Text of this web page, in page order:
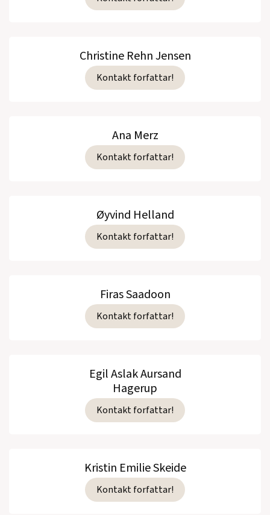
Christine Rehn Jensen
Kontakt forfattar!
Ana Merz
Kontakt forfattar!
Øyvind Helland
Kontakt forfattar!
Firas Saadoon
Kontakt forfattar!
Egil Aslak Aursand
Hagerup
Kontakt forfattar!
Kristin Emilie Skeide
Kontakt forfattar!